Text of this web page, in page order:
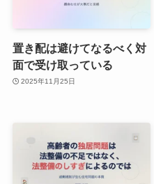
置き配は避けてなるべく対
面で受け取っている
2025年11月25日